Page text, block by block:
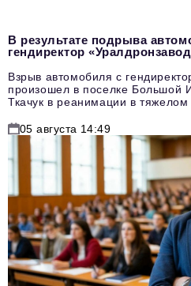
В результате подрыва
гендиректор
Взрыв автомобиля с
произошел в поселке Большой
Ткачук в реанимации в тяжелом
05 августа 14:49